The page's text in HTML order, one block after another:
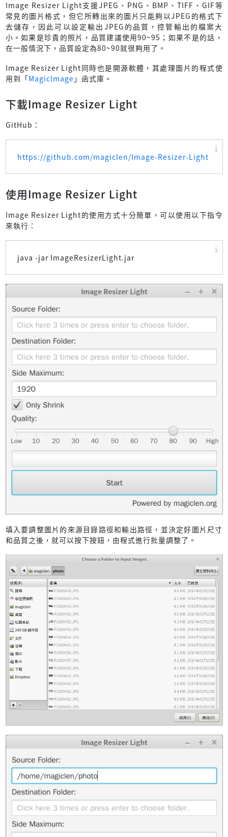
Image Resizer Light支援JPEG、PNG、BMP、TIFF、GIF等
常見的圖片格式，但它所轉出來的圖片只能夠以JPEG的格式下
去儲存，因此可以設定輸出JPEG的品質，控管輸出的檔案大
小。如果是珍貴的照片，品質建議使用90~95；如果不是的話，
在一般情況下，品質設定為80~90就很夠用了。
Image Resizer Light同時也是開源軟體，其處理圖片的程式使
用到「MagicImage 」函式庫。
下載Image Resizer Light
GitHub：
https://github.com/magiclen/Image-Resizer-Light
使用Image Resizer Light
Image Resizer Light的使用方式十分簡單，可以使用以下指令
來執行：
java -jar ImageResizerLight.jar
填入要調整圖片的來源目錄路徑和輸出路徑，並決定好圖片尺寸
和品質之後，就可以按下按鈕，由程式進行批量調整了。